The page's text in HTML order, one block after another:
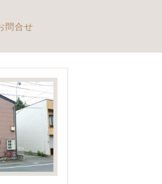
問合せ